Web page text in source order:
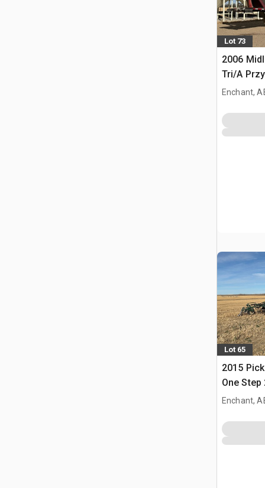
Lot 73
2006
Tri/A
Enchant,
Lot 65
2015
One
fasoli
Enchant,